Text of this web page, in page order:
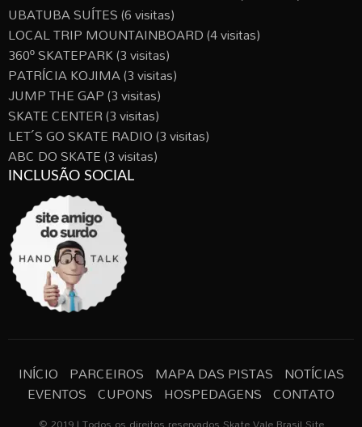
UBATUBA SUÍTES(6 visitas)
LOCAL TRIP MOUNTAINBOARD(4 visitas)
360º SKATEPARK(3 visitas)
PATRÍCIA KOJIMA(3 visitas)
JUMP THE GAP(3 visitas)
SKATE CENTER(3 visitas)
LET´S GO SKATE RADIO(3 visitas)
ABC DO SKATE(3 visitas)
INCLUSÃO SOCIAL
INÍCIO PARCEIROS MAPA DAS PISTAS NOTÍCIAS
EVENTOS CUPONS HOSPEDAGENS CONTATO